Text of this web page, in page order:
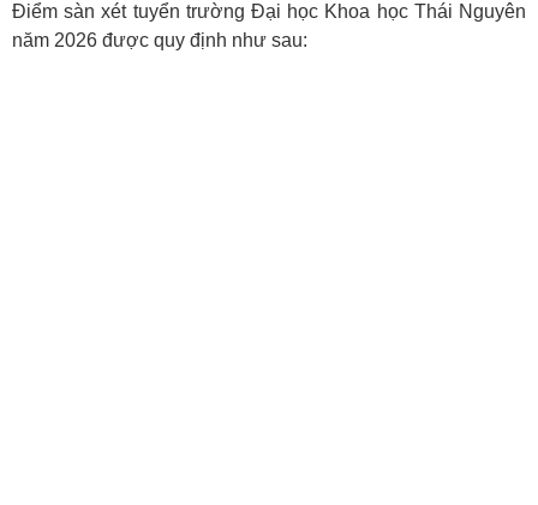
Điểm sàn xét tuyển trường Đại học Khoa học Thái Nguyên
năm 2026 được quy định như sau: